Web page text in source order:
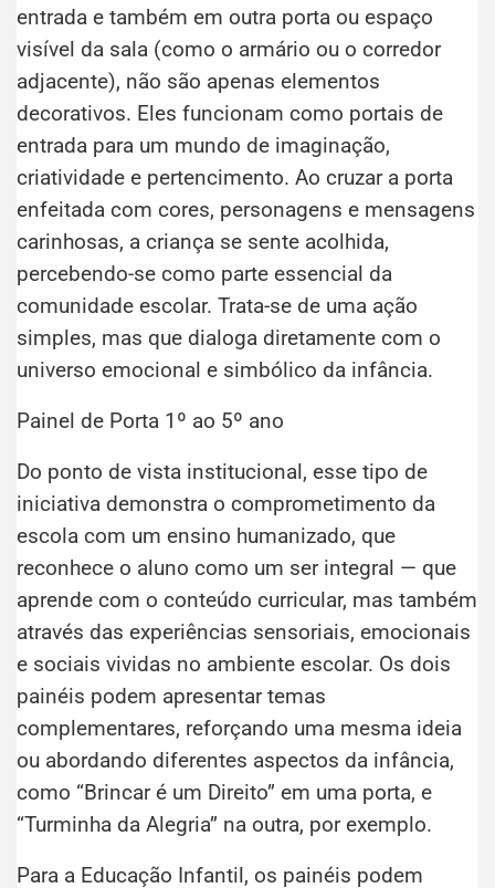
entrada e também em outra porta ou espaço
visível da sala (como o armário ou o corredor
adjacente), não são apenas elementos
decorativos. Eles funcionam como portais de
entrada para um mundo de imaginação,
criatividade e pertencimento. Ao cruzar a porta
enfeitada com cores, personagens e mensagens
carinhosas, a criança se sente acolhida,
percebendo-se como parte essencial da
comunidade escolar. Trata-se de uma ação
simples, mas que dialoga diretamente com o
universo emocional e simbólico da infância.
Painel de Porta 1º ao 5º ano
Do ponto de vista institucional, esse tipo de
iniciativa demonstra o comprometimento da
escola com um ensino humanizado, que
reconhece o aluno como um ser integral — que
aprende com o conteúdo curricular, mas também
através das experiências sensoriais, emocionais
e sociais vividas no ambiente escolar. Os dois
painéis podem apresentar temas
complementares, reforçando uma mesma ideia
ou abordando diferentes aspectos da infância,
como “Brincar é um Direito” em uma porta, e
“Turminha da Alegria” na outra, por exemplo.
Para a Educação Infantil, os painéis podem